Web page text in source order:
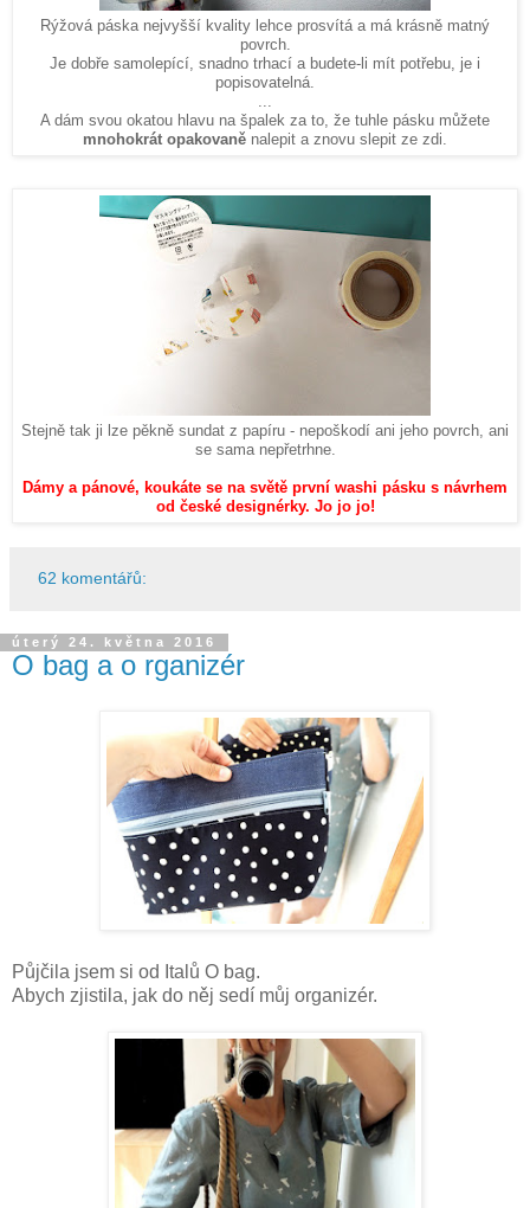
Rýžová páska nejvyšší kvality lehce prosvítá a má krásně matný
povrch.
Je dobře samolepící, snadno trhací a budete-li mít potřebu, je i
popisovatelná.
A dám svou okatou hlavu na špalek za to, že tuhle pásku můžete
mnohokrát opakovaně nalepit a znovu slepit ze zdi.
Stejně tak ji lze pěkně sundat z papíru - nepoškodí ani jeho povrch, ani
se sama nepřetrhne.
Dámy a pánové, koukáte se na světě první washi pásku s návrhem
od české designérky. Jo jo jo!
62 komentářů:
úterý 24. května 2016
O bag a o rganizér
Půjčila jsem si od Italů O bag.
Abych zjistila, jak do něj sedí můj organizér.